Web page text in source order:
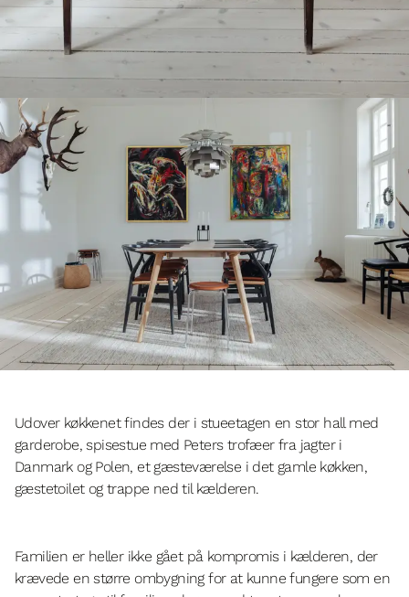
Udover køkkenet findes der i stueetagen en stor hall med
garderobe, spisestue med Peters trofæer fra jagter i
Danmark og Polen, et gæsteværelse i det gamle køkken,
gæstetoilet og trappe ned til kælderen.
Familien er heller ikke gået på kompromis i kælderen, der
krævede en større ombygning for at kunne fungere som en